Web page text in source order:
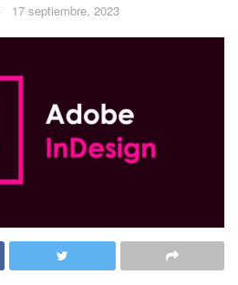
17 septiembre, 2023